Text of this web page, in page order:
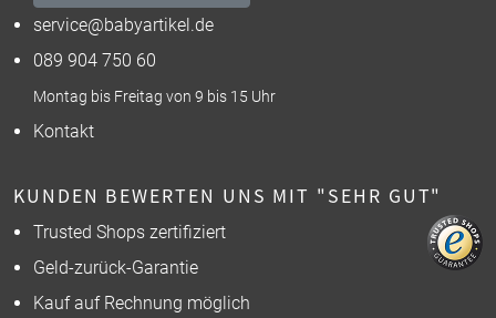
service@babyartikel.de
089 904 750 60
Montag bis Freitag von 9 bis 15 Uhr
Kontakt
KUNDEN BEWERTEN UNS MIT "SEHR GUT"
Trusted Shops zertifiziert
Geld-zurück-Garantie
Kauf auf Rechnung möglich